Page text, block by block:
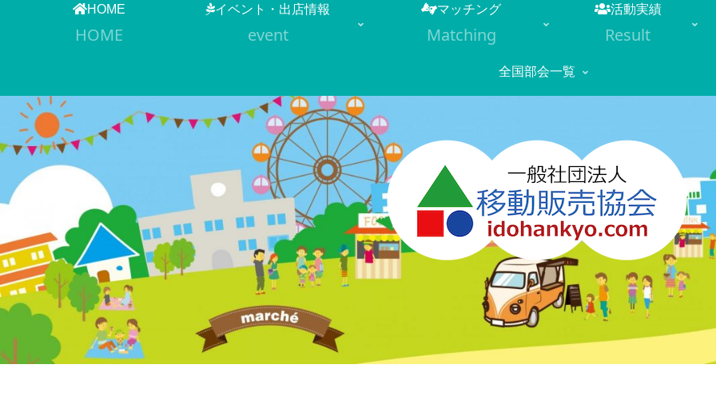
HOME
HOME
イベント・出店情報
event
マッチング
Matching
活動実績
Result
全国部会一覧